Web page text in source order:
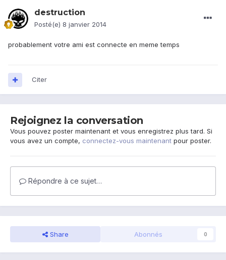
destruction
Posté(e) 8 janvier 2014
probablement votre ami est connecte en meme temps
Citer
Rejoignez la conversation
Vous pouvez poster maintenant et vous enregistrez plus tard. Si
vous avez un compte, connectez-vous maintenant pour poster.
Répondre à ce sujet…
Share Abonnés 0